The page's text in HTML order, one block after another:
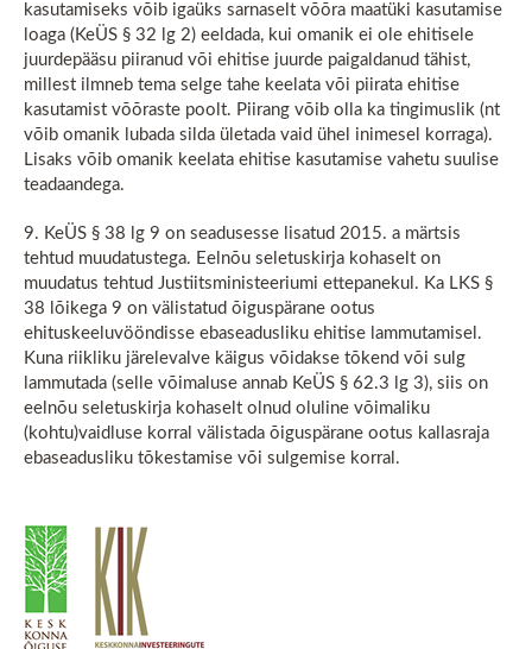
kasutamiseks võib igaüks sarnaselt võõra maatüki kasutamise
loaga (KeÜS § 32 lg 2) eeldada, kui omanik ei ole ehitisele
juurdepääsu piiranud või ehitise juurde paigaldanud tähist,
millest ilmneb tema selge tahe keelata või piirata ehitise
kasutamist võõraste poolt. Piirang võib olla ka tingimuslik (nt
võib omanik lubada silda ületada vaid ühel inimesel korraga).
Lisaks võib omanik keelata ehitise kasutamise vahetu suulise
teadaandega.
9. KeÜS § 38 lg 9 on seadusesse lisatud 2015. a märtsis
tehtud muudatustega. Eelnõu seletuskirja kohaselt on
muudatus tehtud Justiitsministeeriumi ettepanekul. Ka LKS §
38 lõikega 9 on välistatud õiguspärane ootus
ehituskeeluvööndisse ebaseadusliku ehitise lammutamisel.
Kuna riikliku järelevalve käigus võidakse tõkend või sulg
lammutada (selle võimaluse annab KeÜS § 62.3 lg 3), siis on
eelnõu seletuskirja kohaselt olnud oluline võimaliku
(kohtu)vaidluse korral välistada õiguspärane ootus kallasraja
ebaseadusliku tõkestamise või sulgemise korral.